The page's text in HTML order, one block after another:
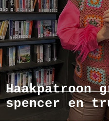
Haakpatroon
spencer en